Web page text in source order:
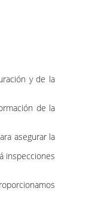
y de la
de la
asegurar la
inspecciones